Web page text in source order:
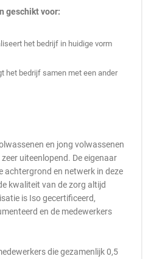
geschikt voor:
het bedrijf in huidige vorm
het bedrijf samen met een ander
en jong volwassenen
uiteenlopend. De eigenaar
achtergrond en netwerk in deze
kwaliteit van de zorg altijd
is Iso gecertificeerd,
en de medewerkers
die gezamenlijk 0,5